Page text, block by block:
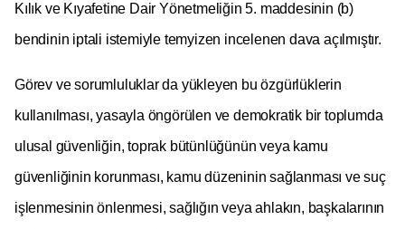
Kılık ve Kıyafetine Dair Yönetmeliğin 5. maddesinin (b)
bendinin iptali istemiyle temyizen incelenen dava açılmıştır.
Görev ve sorumluluklar da yükleyen bu özgürlüklerin
kullanılması, yasayla öngörülen ve demokratik bir toplumda
ulusal güvenliğin, toprak bütünlüğünün veya kamu
güvenliğinin korunması, kamu düzeninin sağlanması ve suç
işlenmesinin önlenmesi, sağlığın veya ahlakın, başkalarının